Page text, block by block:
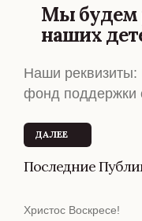
Мы будем
наших
Наши реквизиты:
фонд поддержки
ДАЛЕЕ
Последние
Христос Воскресе!